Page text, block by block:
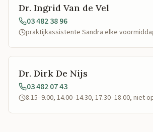
Dr. Ingrid Van de Vel
03 482 38 96
praktijkassistente Sandra elke
Dr. Dirk De Nijs
03 482 07 43
8.15–9.00, 14.00–14.30, 17.30–18.00, niet